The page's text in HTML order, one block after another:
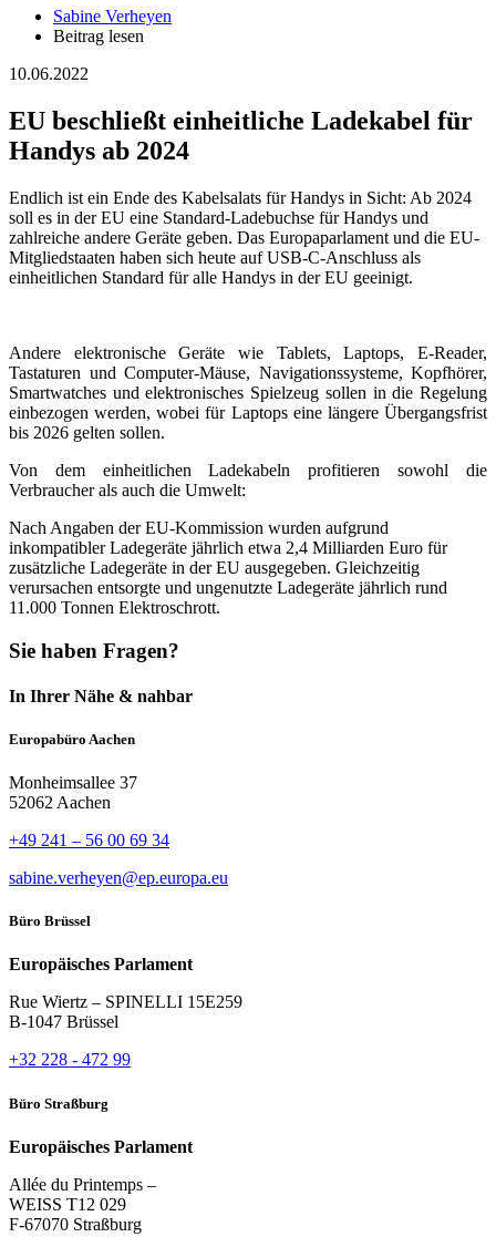
Sabine Verheyen
Beitrag lesen
10.06.2022
EU beschließt einheitliche Ladekabel für
Handys ab 2024
Endlich ist ein Ende des Kabelsalats für Handys in Sicht: Ab 2024
soll es in der EU eine Standard-Ladebuchse für Handys und
zahlreiche andere Geräte geben. Das Europaparlament und die EU-
Mitgliedstaaten haben sich heute auf USB-C-Anschluss als
einheitlichen Standard für alle Handys in der EU geeinigt.
Andere elektronische Geräte wie Tablets, Laptops, E-Reader,
Tastaturen und Computer-Mäuse, Navigationssysteme, Kopfhörer,
Smartwatches und elektronisches Spielzeug sollen in die Regelung
einbezogen werden, wobei für Laptops eine längere Übergangsfrist
bis 2026 gelten sollen.
Von dem einheitlichen Ladekabeln profitieren sowohl die
Verbraucher als auch die Umwelt:
Nach Angaben der EU-Kommission wurden aufgrund
inkompatibler Ladegeräte jährlich etwa 2,4 Milliarden Euro für
zusätzliche Ladegeräte in der EU ausgegeben. Gleichzeitig
verursachen entsorgte und ungenutzte Ladegeräte jährlich rund
11.000 Tonnen Elektroschrott.
Sie haben Fragen?
In Ihrer Nähe & nahbar
Europabüro Aachen
Monheimsallee 37
52062 Aachen
+49 241 – 56 00 69 34
sabine.verheyen@ep.europa.eu
Büro Brüssel
Europäisches Parlament
Rue Wiertz – SPINELLI 15E259
B-1047 Brüssel
+32 228 - 472 99
Büro Straßburg
Europäisches Parlament
Allée du Printemps –
WEISS T12 029
F-67070 Straßburg